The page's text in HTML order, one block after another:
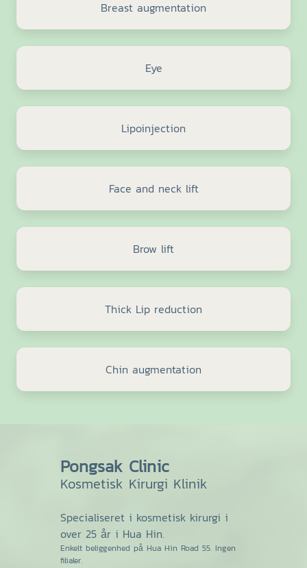
Breast augmentation
Eye
Lipoinjection
Face and neck lift
Brow lift
Thick Lip reduction
Chin augmentation
Pongsak Clinic
Kosmetisk Kirurgi Klinik
Specialiseret i kosmetisk kirurgi i
over 25 år i Hua Hin.
Enkelt beliggenhed på Hua Hin Road 55. Ingen
filialer.